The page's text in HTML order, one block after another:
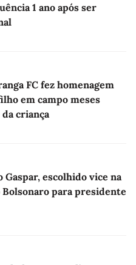
1 ano após ser
FC fez homenagem
em campo meses
criança
Gaspar, escolhido vice na
Bolsonaro para presidente